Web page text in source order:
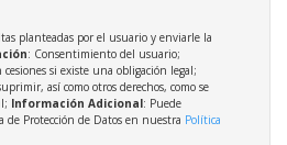
planteadas por el usuario y enviarle la
: Consentimiento del usuario;
cesiones si existe una obligación legal;
así como otros derechos, como se
Información Adicional: Puede
Protección de Datos en nuestra Política